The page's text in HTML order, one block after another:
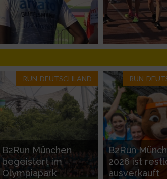
RUN-DEUTSCHLAND
B2Run München
begeistert im
Olympiapark
RUN-
B2Run
2026 ist
ausverkauft
Daten aus